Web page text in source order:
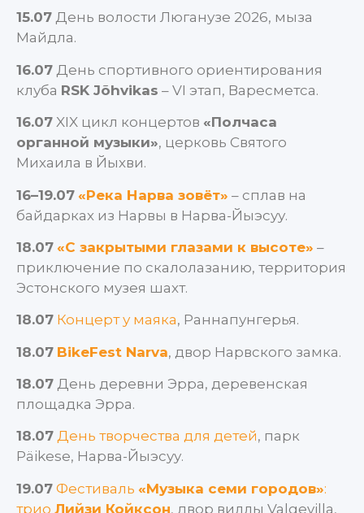
15.07 День волости Люганузе 2026, мыза
Майдла.
16.07 День спортивного ориентирования
клуба RSK Jõhvikas – VI этап, Варесметса.
16.07 XIX цикл концертов «Полчаса
органной музыки», церковь Святого
Михаила в Йыхви.
16–19.07 «Река Нарва зовёт» – сплав на
байдарках из Нарвы в Нарва-Йыэсуу.
18.07 «С закрытыми глазами к высоте» –
приключение по скалолазанию, территория
Эстонского музея шахт.
18.07 Концерт у маяка, Раннапунгерья.
18.07 BikeFest Narva, двор Нарвского замка.
18.07 День деревни Эрра, деревенская
площадка Эрра.
18.07 День творчества для детей, парк
Päikese, Нарва-Йыэсуу.
19.07 Фестиваль «Музыка семи городов»:
трио Лийзи Койксон, двор виллы Valgevilla,